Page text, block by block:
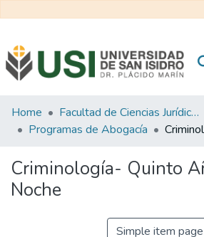
Communities
&
All of RI USI
Home
Facultad de Ciencias Jurídicas y de la Administración
Programas de Abogacía
Criminología- Quinto
Noche
Simple item page